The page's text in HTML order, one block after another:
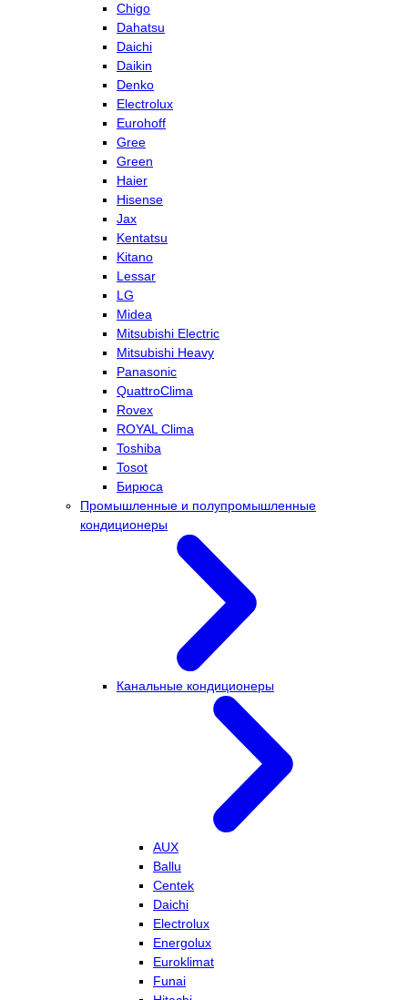
Chigo
Dahatsu
Daichi
Daikin
Denko
Electrolux
Eurohoff
Gree
Green
Haier
Hisense
Jax
Kentatsu
Kitano
Lessar
LG
Midea
Mitsubishi Electric
Mitsubishi Heavy
Panasonic
QuattroClima
Rovex
ROYAL Clima
Toshiba
Tosot
Бирюса
Промышленные и полупромышленные
кондиционеры
Канальные кондиционеры
AUX
Ballu
Centek
Daichi
Electrolux
Energolux
Euroklimat
Funai